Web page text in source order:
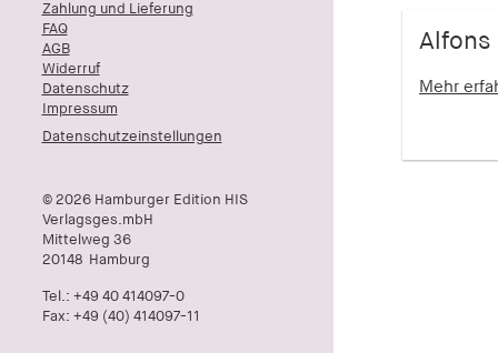
Zahlung und Lieferung
FAQ
AGB
Widerruf
Datenschutz
Impressum
Datenschutzeinstellungen
© 2026 Hamburger Edition HIS
Verlagsges.mbH
Mittelweg 36
20148
Hamburg
Tel.: +49 40 414097-0
Fax: +49 (40) 414097-11
Alfons
Mehr